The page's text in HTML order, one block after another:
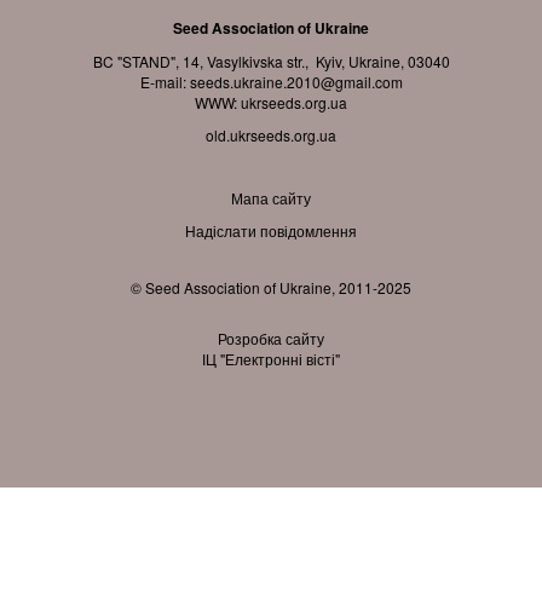
Seed Association of Ukraine
BC "STAND", 14, Vasylkivska str., Kyiv, Ukraine, 03040
E-mail:seeds.ukraine.2010@gmail.com
WWW:ukrseeds.org.ua
old.ukrseeds.org.ua
Мапа сайту
Надіслати повідомлення
© Seed Association of Ukraine, 2011-2025
Розробка сайту
ІЦ "Електронні вісті"